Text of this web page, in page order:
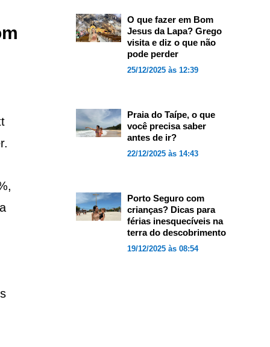
O que fazer em Bom
Jesus da Lapa? Grego
visita e diz o que não
pode perder
25/12/2025 às 12:39
Praia do Taípe, o que
você precisa saber
antes de ir?
22/12/2025 às 14:43
Porto Seguro com
crianças? Dicas para
férias inesquecíveis na
terra do descobrimento
19/12/2025 às 08:54